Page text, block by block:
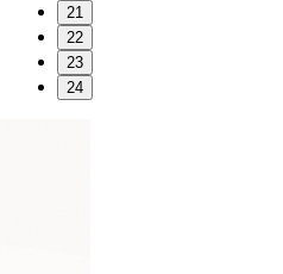
21
22
23
24